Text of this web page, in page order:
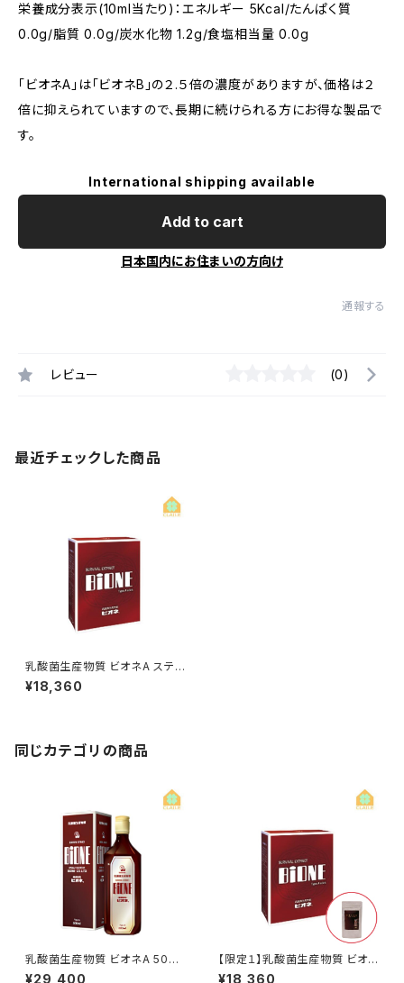
栄養成分表示(10ml当たり)：エネルギー 5Kcal/たんぱく質
0.0g/脂質 0.0g/炭水化物 1.2g/食塩相当量 0.0g
「ビオネA」は「ビオネB」の２.５倍の濃度がありますが、価格は２
倍に抑えられていますので、長期に続けられる方にお得な製品で
す。
International shipping available
Add to cart
日本国内にお住まいの方向け
通報する
レビュー (0)
最近チェックした商品
乳酸菌生産物質 ビオネA スティ
ック 10ml×30包
¥18,360
同じカテゴリの商品
乳酸菌生産物質 ビオネA 500
ml
¥29,400
【限定１】乳酸菌生産物質 ビオ
ネA スティック 10ml×30包
¥18,360